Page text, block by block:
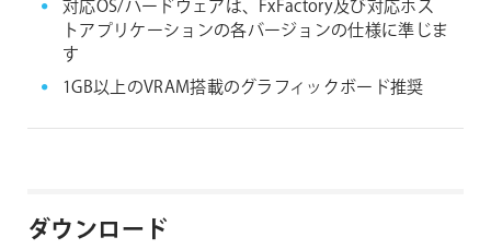
対応OS/ハードウェアは、FxFactory及び対応ホス
トアプリケーションの各バージョンの仕様に準じま
す
1GB以上のVRAM搭載のグラフィックボード推奨
ダウンロード